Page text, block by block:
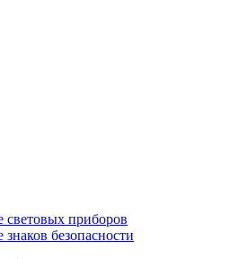
световых приборов
безопасности